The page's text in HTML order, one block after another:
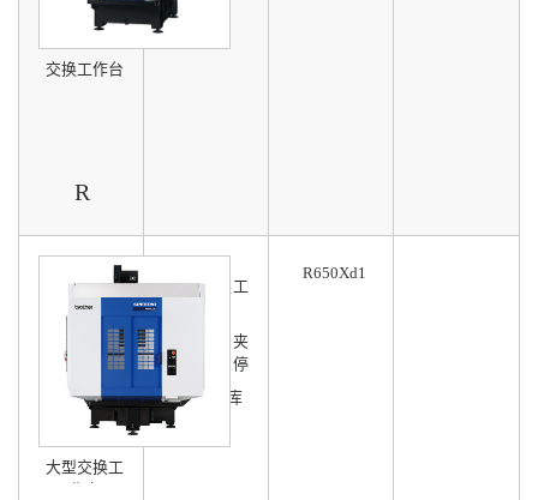
交换工作台
R
大型交换工
作台
3.1秒交换工
减少因装夹
时间导致停
可选40刀库
R650Xd1